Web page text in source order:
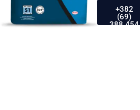
+382
(69)
388 454